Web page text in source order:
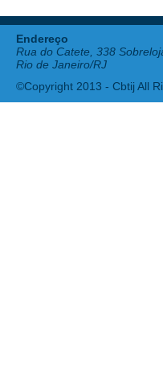
Endereço
Rua do Catete, 338
Rio de Janeiro/RJ
©Copyright 2013 - Cbtij All